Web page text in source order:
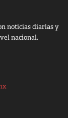
noticias diarias y
nacional.